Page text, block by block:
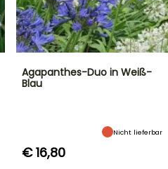
Agapanthes-Duo in Weiß-
Blau
Nicht lieferbar
€ 16,80